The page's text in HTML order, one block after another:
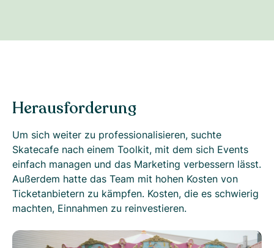
Herausforderung
Um sich weiter zu professionalisieren, suchte
Skatecafe nach einem Toolkit, mit dem sich Events
einfach managen und das Marketing verbessern lässt.
Außerdem hatte das Team mit hohen Kosten von
Ticketanbietern zu kämpfen. Kosten, die es schwierig
machten, Einnahmen zu reinvestieren.